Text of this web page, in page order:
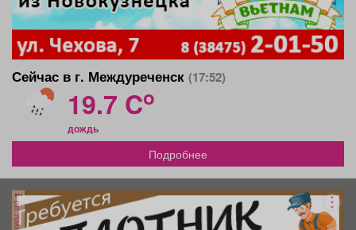
Сейчас в г. Междуреченск (17:52)
19.7 Co
дождь
Подробнее
реклама